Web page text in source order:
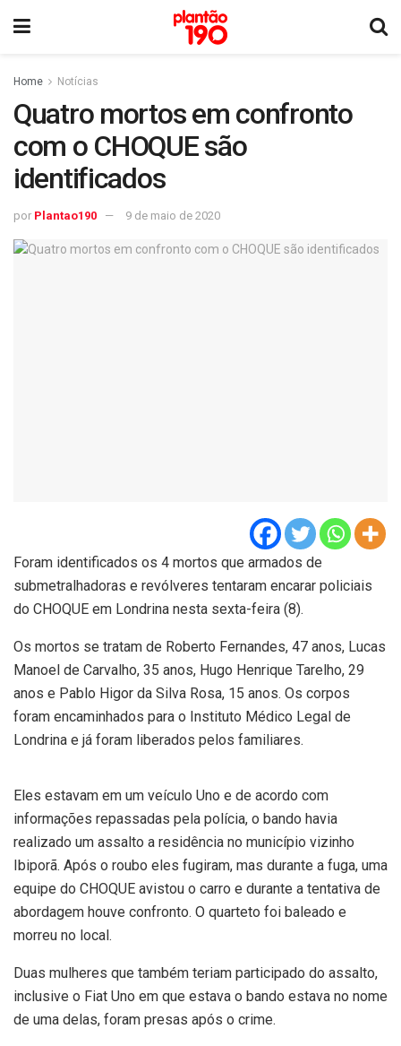
Home Notícias
Quatro mortos em confronto
com o CHOQUE são
identificados
por Plantao190 9 de maio de 2020
Foram identificados os 4 mortos que armados de
submetralhadoras e revólveres tentaram encarar policiais
do CHOQUE em Londrina nesta sexta-feira (8).
Os mortos se tratam de Roberto Fernandes, 47 anos, Lucas
Manoel de Carvalho, 35 anos, Hugo Henrique Tarelho, 29
anos e Pablo Higor da Silva Rosa, 15 anos. Os corpos
foram encaminhados para o Instituto Médico Legal de
Londrina e já foram liberados pelos familiares.
Eles estavam em um veículo Uno e de acordo com
informações repassadas pela polícia, o bando havia
realizado um assalto a residência no município vizinho
Ibiporã. Após o roubo eles fugiram, mas durante a fuga, uma
equipe do CHOQUE avistou o carro e durante a tentativa de
abordagem houve confronto. O quarteto foi baleado e
morreu no local.
Duas mulheres que também teriam participado do assalto,
inclusive o Fiat Uno em que estava o bando estava no nome
de uma delas, foram presas após o crime.